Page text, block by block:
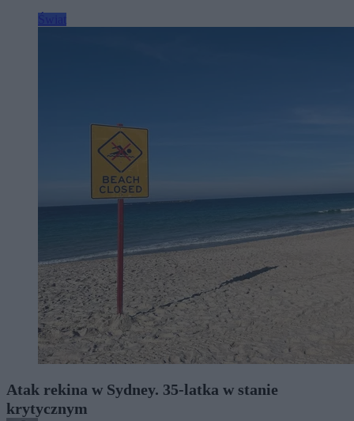
Atak rekina w Sydney. 35-latka w stanie
krytycznym